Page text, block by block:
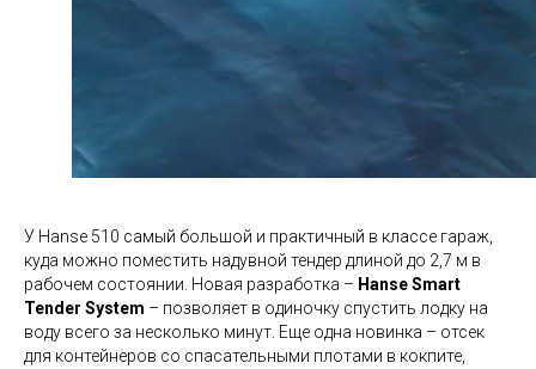
У Hanse 510 самый большой и практичный в классе гараж,
куда можно поместить надувной тендер длиной до 2,7 м в
рабочем состоянии. Новая разработка – Hanse Smart
Tender System – позволяет в одиночку спустить лодку на
воду всего за несколько минут. Еще одна новинка – отсек
для контейнеров со спасательными плотами в кокпите,